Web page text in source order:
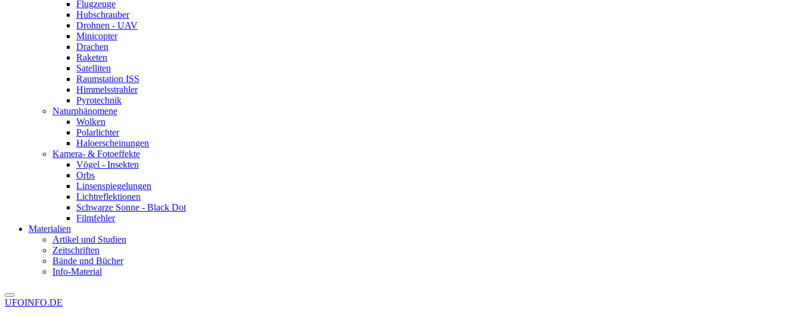
Flugzeuge
Hubschrauber
Drohnen - UAV
Minicopter
Drachen
Raketen
Satelliten
Raumstation ISS
Himmelsstrahler
Pyrotechnik
Naturphänomene
Wolken
Polarlichter
Haloerscheinungen
Kamera- & Fotoeffekte
Vögel - Insekten
Orbs
Linsenspiegelungen
Lichtreflektionen
Schwarze Sonne - Black Dot
Filmfehler
Materialien
Artikel und Studien
Zeitschriften
Bände und Bücher
Info-Material
UFOINFO.DE